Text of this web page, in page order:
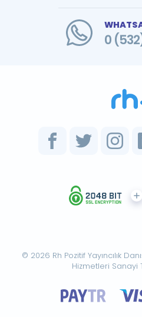
0
© 2026 Rh Pozitif Yayıncılık
Hizmetleri Sanayi